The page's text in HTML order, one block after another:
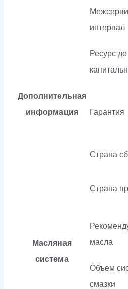
Дополнительная
информация
интервал
Ресурс до
Гарантия
Страна
Страна
Масляная
система
масла
Объем
смазки